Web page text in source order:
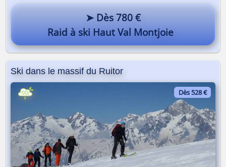
➤ Dès 780 €
Raid à ski Haut Val Montjoie
Ski dans le massif du Ruitor
Dès 528 €